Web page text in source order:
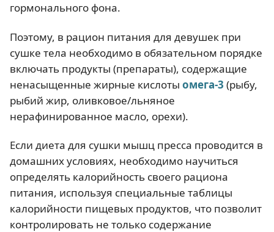
гормонального фона.
Поэтому, в рацион питания для девушек при
сушке тела необходимо в обязательном порядке
включать продукты (препараты), содержащие
ненасыщенные жирные кислоты омега-3 (рыбу,
рыбий жир, оливковое/льняное
нерафинированное масло, орехи).
Если диета для сушки мышц пресса проводится в
домашних условиях, необходимо научиться
определять калорийность своего рациона
питания, используя специальные таблицы
калорийности пищевых продуктов, что позволит
контролировать не только содержание